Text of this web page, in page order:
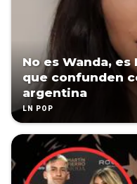
No es Wanda,
que confunden
argentina
LN POP